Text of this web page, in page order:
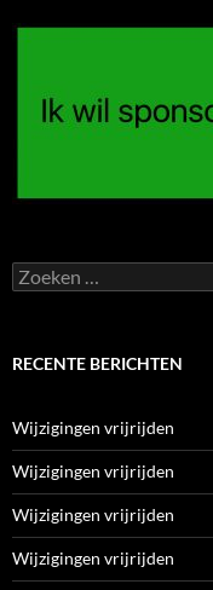
Zoeken
naar:
RECENTE BERICHTEN
Wijzigingen vrijrijden
Wijzigingen vrijrijden
Wijzigingen vrijrijden
Wijzigingen vrijrijden